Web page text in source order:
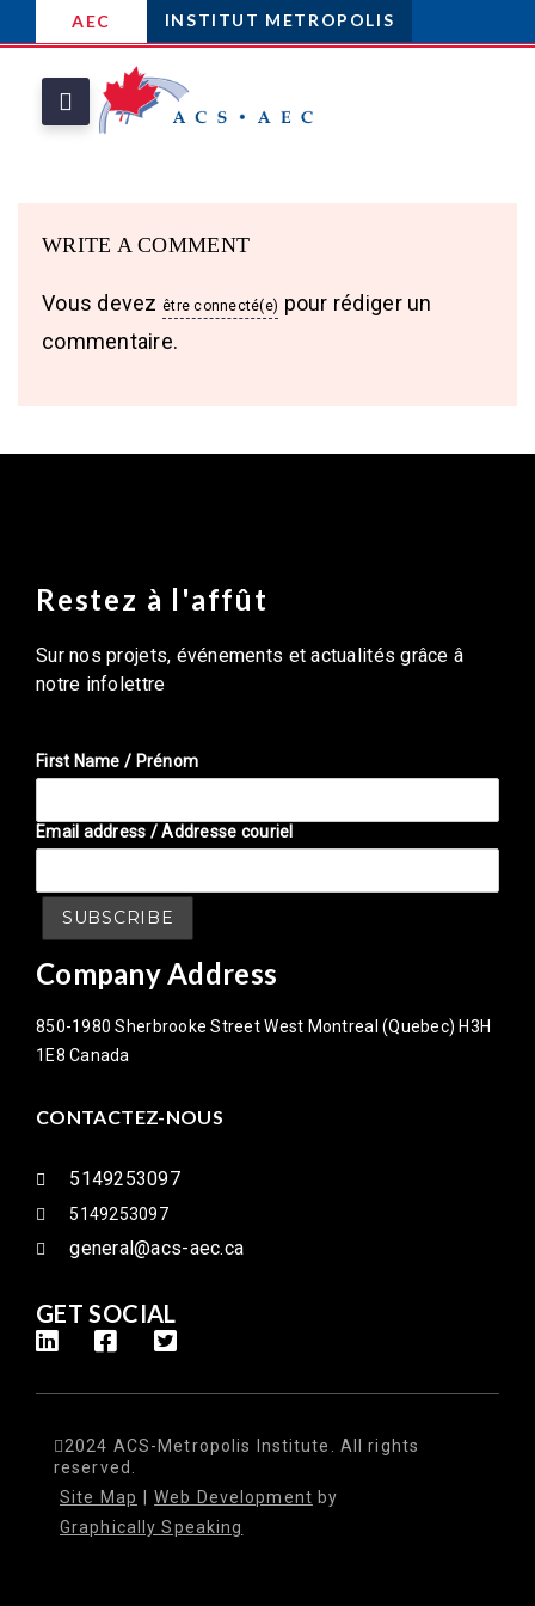
AEC INSTITUT METROPOLIS
WRITE A COMMENT
Vous devez être connecté(e) pour rédiger un
commentaire.
Restez à l'affût
Sur nos projets, événements et actualités grâce â
notre infolettre
First Name / Prénom
Email address / Addresse couriel
Company Address
850-1980 Sherbrooke Street West Montreal (Quebec) H3H
1E8 Canada
CONTACTEZ-NOUS
5149253097
5149253097
general@acs-aec.ca
GET SOCIAL
2024 ACS-Metropolis Institute. All rights
reserved.
Site Map
Web Development by
Graphically Speaking